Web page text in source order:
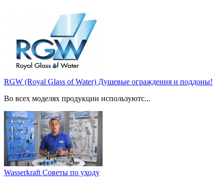
RGW (Royal Glass of Water) Душевые ограждения и поддоны!
Во всех моделях продукции используютс...
Wasserkraft Советы по уходу